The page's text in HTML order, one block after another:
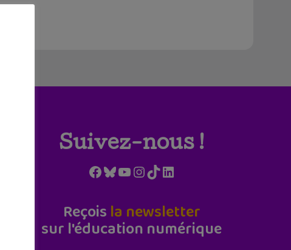
Suivez-nous !
Facebook
Bluesky
YouTube
Instagram
TikTokLinkedIn
Reçois la newsletter
sur l'éducation numérique